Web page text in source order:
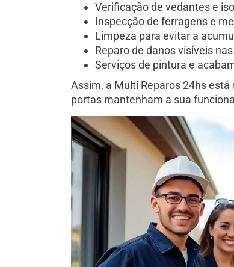
Verificação de vedantes e
Inspecção de ferragens e
Limpeza para evitar a
Reparo de danos visíveis
Serviços de pintura e
Assim, a Multi Reparos 24hs
portas mantenham a sua